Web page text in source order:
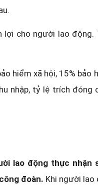
cho người lao động.
hiểm xã hội, 15% bảo
nhập, tỷ lệ trích đóng
lao động thực nhận
đoàn. Khi người lao